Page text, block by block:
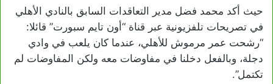
حيث أكد محمد فضل مدير التعاقدات السابق بالنادي الأهلي
في تصريحات تلفزيونية عبر قناة “أون تايم سبورت” قائلا:
“رشحت عمر مرموش للأهلي، عندما كان يلعب في وادي
دجلة، وبالفعل دخلنا في مفاوضات معه ولكن المفاوضات لم
تكتمل”.